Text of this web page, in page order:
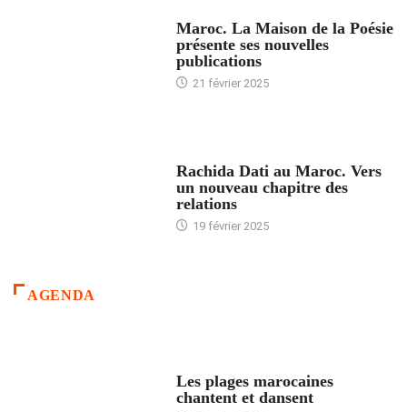
Maroc. La Maison de la Poésie
présente ses nouvelles
publications
21 février 2025
Rachida Dati au Maroc. Vers
un nouveau chapitre des
relations
19 février 2025
AGENDA
Les plages marocaines
chantent et dansent